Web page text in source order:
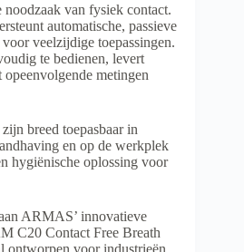
van fysiek contact.
automatische, passieve
veelzijdige toepassingen.
te bedienen, levert
opeenvolgende metingen
breed toepasbaar in
en op de werkplek
hygiënische oplossing voor
ARMAS’ innovatieve
C20 Contact Free Breath
ontworpen voor industrieën